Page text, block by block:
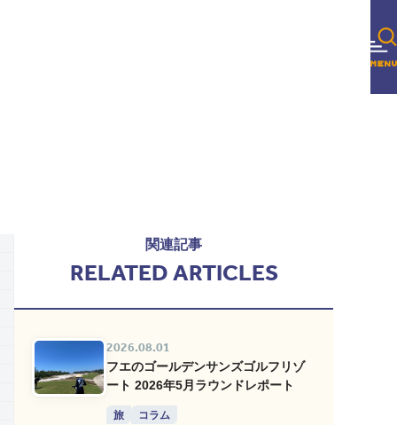
関連記事
RELATED ARTICLES
2026.08.01
フエのゴールデンサンズゴルフリゾ
ート 2026年5月ラウンドレポート
旅 コラム